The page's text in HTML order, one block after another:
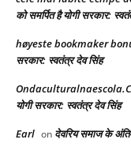
को समर्पित है योगी सरकार:
høyeste bookmaker
सरकार: स्वतंत्र देव सिंह
योगी सरकार: स्वतंत्र देव सिंह
Earl on देवरिय समाज के